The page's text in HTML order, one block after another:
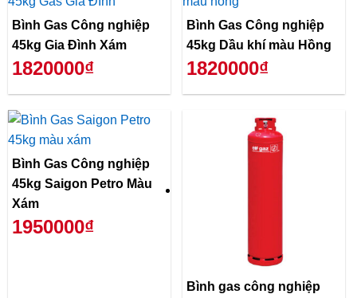
Bình Gas Công nghiệp
45kg Gia Đình Xám
1820000₫
Bình Gas Công nghiệp
45kg Dầu khí màu Hồng
1820000₫
Bình Gas Công nghiệp
45kg Saigon Petro Màu
Xám
1950000₫
Bình gas công nghiệp